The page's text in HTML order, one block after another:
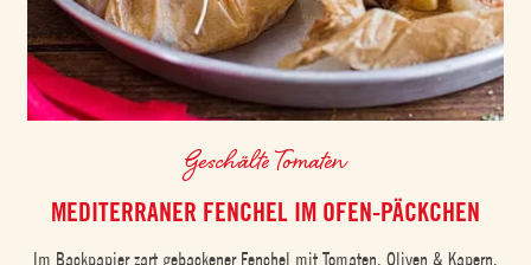
Geschälte Tomaten
MEDITERRANER FENCHEL IM OFEN-PÄCKCHEN
Im Backpapier zart gebackener Fenchel mit Tomaten, Oliven & Kapern.